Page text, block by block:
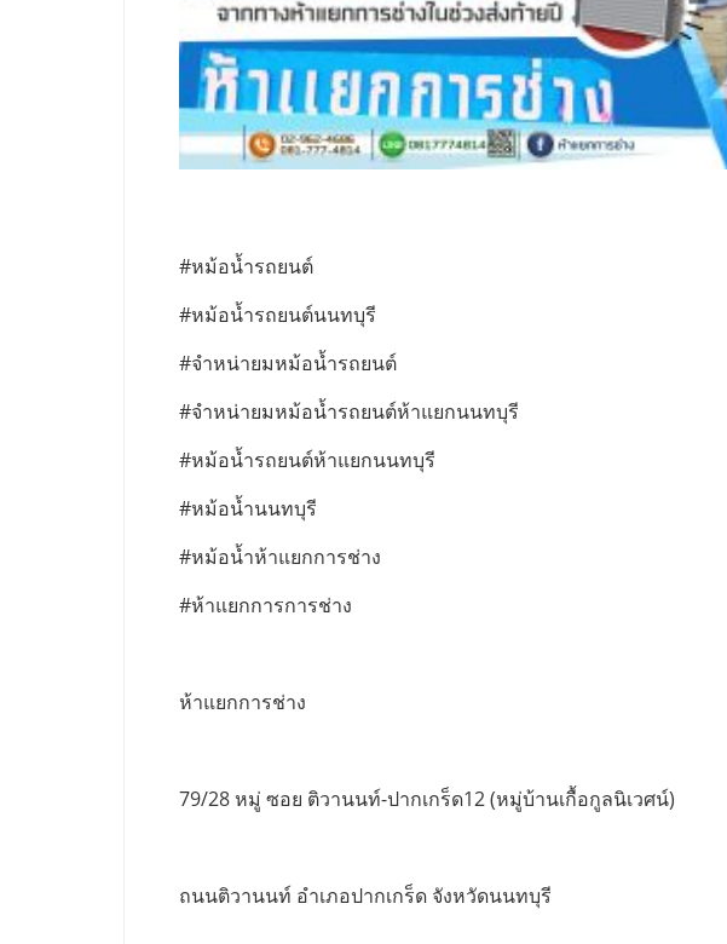
#หม้อน้ำรถยนต์
#หม้อน้ำรถยนต์นนทบุรี
#จำหน่ายมหม้อน้ำรถยนต์
#จำหน่ายมหม้อน้ำรถยนต์ห้าแยกนนทบุรี
#หม้อน้ำรถยนต์ห้าแยกนนทบุรี
#หม้อน้ำนนทบุรี
#หม้อน้ำห้าแยกการช่าง
#ห้าแยกการการช่าง
ห้าแยกการช่าง
79/28 หมู่ ซอย ติวานนท์-ปากเกร็ด12 (หมู่บ้านเกื้อกูลนิเวศน์)
ถนนติวานนท์ อำเภอปากเกร็ด จังหวัดนนทบุรี